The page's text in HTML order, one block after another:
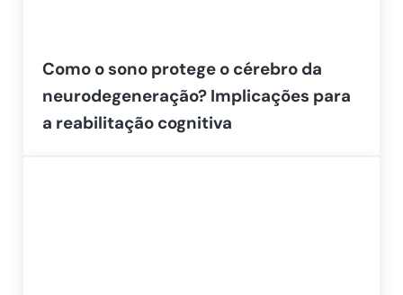
Como o sono protege o cérebro da
neurodegeneração? Implicações para
a reabilitação cognitiva